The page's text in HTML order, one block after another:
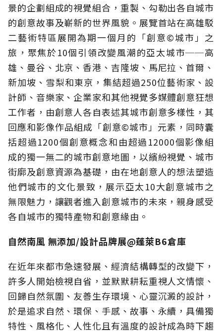
景的企劃組成的視覺組合，重製、勾勒出各自城市
的創意故事及嶄新的世界風貌。展覽首站在高雄駁
二藝術特區展開為期一個月的「創意©城市」之
旅，聚焦於10個引領改變風潮的亞太城市──高
雄、曼谷、北京、香港、吉隆坡、馬尼拉、首爾、
新加坡、雪梨和東京，集結超過250位藝術家、設
計師、音樂家、企業家和其他視覺多媒體創意狂想
工作者，由創意人各自表述其城市創意多樣性，其
回應和影像作品組成「創意©城市」元素，同時囊
括超過1200個創意概念和由超過12000個影像組
成的獨一無二的城市創意地圖，以繽紛視覺、城市
街廓及創意資源為基礎，由在地創意人的想法塑造
他們城市的文化景致，展示亞太10大創意城市之
無限魅力，讓觀者進入創意城市的未來，親身感受
各自城市的獨特產物和創意緣由。
自然南風 無添加/設計品牌展@蓬萊B6倉庫
在近年來都市急速發展、經濟結構轉型的改變下，
許多人開始檢視自省，並默默耕耘重視人文情懷、
回歸自然氛圍、友善生存環境、心靈沉澱的設計，
於是追求自然、環保、手感、故事、永續，具備獨
特性、風格化、人性化且有溫度的設計成為時下趨